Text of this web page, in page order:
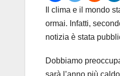
Il clima e il mondo
ormai. Infatti,
notizia è stata
Dobbiamo